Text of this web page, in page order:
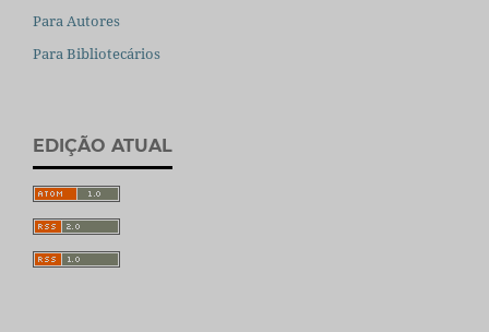
Para Autores
Para Bibliotecários
EDIÇÃO ATUAL